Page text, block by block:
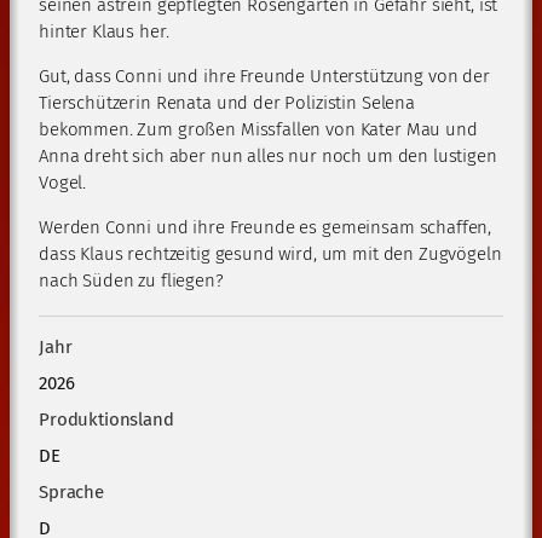
seinen astrein gepflegten Rosengarten in Gefahr sieht, ist
hinter Klaus her.
Gut, dass Conni und ihre Freunde Unterstützung von der
Tierschützerin Renata und der Polizistin Selena
bekommen. Zum großen Missfallen von Kater Mau und
Anna dreht sich aber nun alles nur noch um den lustigen
Vogel.
Werden Conni und ihre Freunde es gemeinsam schaffen,
dass Klaus rechtzeitig gesund wird, um mit den Zugvögeln
nach Süden zu fliegen?
Jahr
2026
Produktionsland
DE
Sprache
D